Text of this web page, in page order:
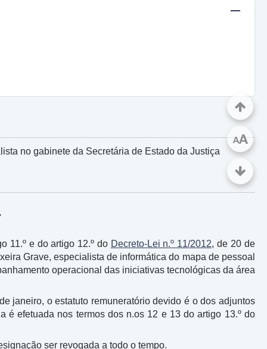
no gabinete da Secretária de Estado da Justiça
11.º e do artigo 12.º do Decreto-Lei n.º 11/2012, de 20 de
Grave, especialista de informática do mapa de pessoal
operacional das iniciativas tecnológicas da área
janeiro, o estatuto remuneratório devido é o dos adjuntos
é efetuada nos termos dos n.os 12 e 13 do artigo 13.º do
ser revogada a todo o tempo.
AA